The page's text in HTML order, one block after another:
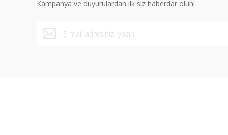
Ürün fiyatı diğer sitelerden daha pahalı.
Bu ürüne benzer farklı alternatifler olmalı.
Kampanya ve duyurulardan ilk siz haberdar olun!